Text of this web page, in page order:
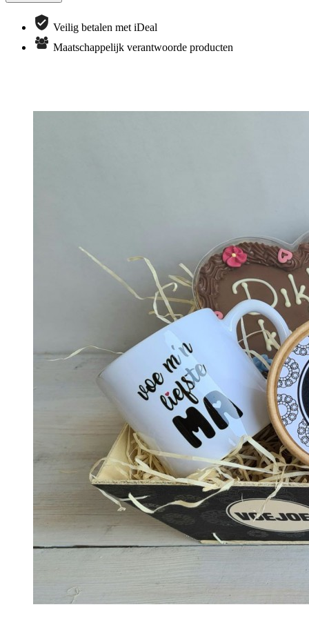
Veilig betalen met iDeal
Maatschappelijk verantwoorde producten